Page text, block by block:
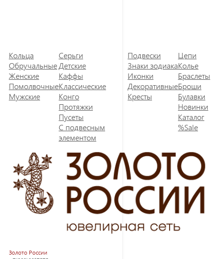
Кольца
Обручальные
Женские
Помолвочные
Мужские
Серьги
Детские
Каффы
Классические
Конго
Протяжки
Пусеты
С подвесным
элементом
Подвески
Знаки зодиака
Иконки
Декоративные
Кресты
Цепи
Колье
Браслеты
Броши
Булавки
Новинки
Каталог
%Sale
Золото России